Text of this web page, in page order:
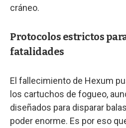
cráneo.
Protocolos estrictos
fatalidades
El fallecimiento de Hexum
los cartuchos de fogueo,
diseñados para disparar
poder enorme. Es por eso